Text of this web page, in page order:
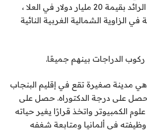
المشروع السياحي الرائد بقيمة 20 مليار دولار في العلا ،
الزاوية الشمالية الغربية النائية
الدراجات بينهم جميعًا.
مدينة صغيرة تقع في إقليم البنجاب
على درجة الدكتوراه. حصل على
الكمبيوتر واتخذ قرارًا يغير حياته
لترك وظيفته في ألمانيا ومتابعة شغفه